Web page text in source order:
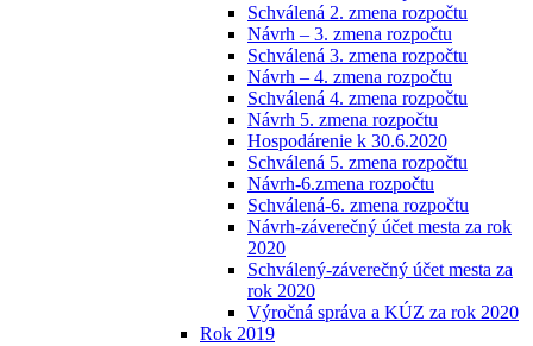
Schválená 2. zmena rozpočtu
Návrh – 3. zmena rozpočtu
Schválená 3. zmena rozpočtu
Návrh – 4. zmena rozpočtu
Schválená 4. zmena rozpočtu
Návrh 5. zmena rozpočtu
Hospodárenie k 30.6.2020
Schválená 5. zmena rozpočtu
Návrh-6.zmena rozpočtu
Schválená-6. zmena rozpočtu
Návrh-záverečný účet mesta za rok
2020
Schválený-záverečný účet mesta za
rok 2020
Výročná správa a KÚZ za rok 2020
Rok 2019